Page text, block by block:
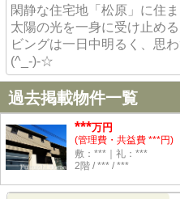
閑静な住宅地「松原」に住
太陽の光を一身に受け止め
ビングは一日中明るく、思
(^_-)-☆
過去掲載物件一覧
***万円
(管理費・共益費 ***円)
敷：***｜礼：***
2階 / *** / ***